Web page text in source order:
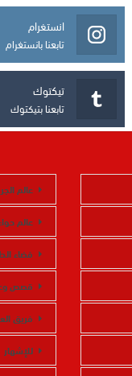
انستغرام
تابعنا بانستغرام
تيكتوك
تابعنا بتيكتوك
عالم
عالم
فضاء
قصص
فريق
للإشهار